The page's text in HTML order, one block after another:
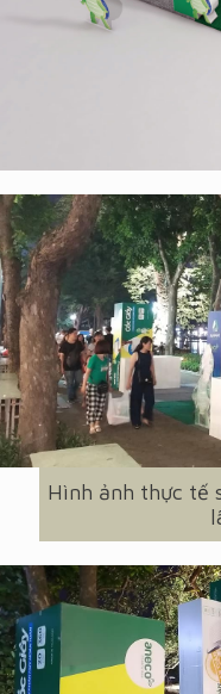
Hình ảnh thực tế